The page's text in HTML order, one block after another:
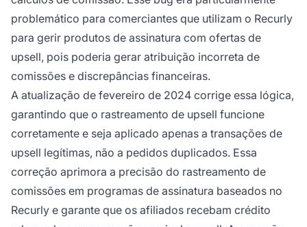
problemático para comerciantes que utilizam o Recurly
para gerir produtos de assinatura com ofertas de
upsell, pois poderia gerar atribuição incorreta de
comissões e discrepâncias financeiras.
A atualização de fevereiro de 2024 corrige essa lógica,
garantindo que o rastreamento de upsell funcione
corretamente e seja aplicado apenas a transações de
upsell legítimas, não a pedidos duplicados. Essa
correção aprimora a precisão do rastreamento de
comissões em programas de assinatura baseados no
Recurly e garante que os afiliados recebam crédito